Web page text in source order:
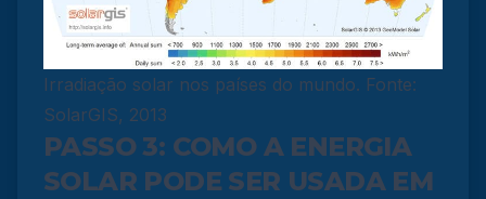
Irradiação solar nos países do mundo. Fonte:
SolarGIS, 2013
PASSO 3: COMO A ENERGIA
SOLAR PODE SER USADA EM